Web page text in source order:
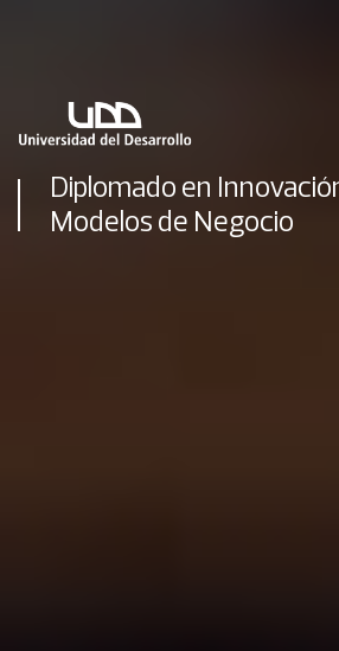
Diplomado en
Modelos de Negocio